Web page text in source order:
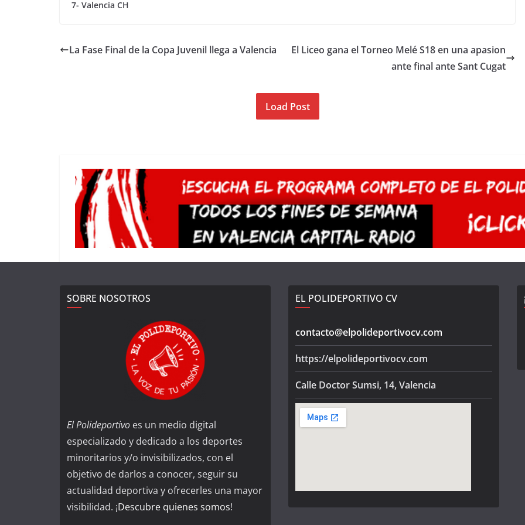
7- Valencia CH
La Fase Final de la Copa Juvenil llega a Valencia
El Liceo gana el Torneo Melé S18 en una apasion
ante final ante Sant Cugat
Load Post
SOBRE NOSOTROS
El Polideportivo es un medio digital
especializado y dedicado a los deportes
minoritarios y/o invisibilizados, con el
objetivo de darlos a conocer, seguir su
actualidad deportiva y ofrecerles una mayor
visibilidad. ¡Descubre quienes somos!
EL POLIDEPORTIVO CV
contacto@elpolideportivocv.com
https://elpolideportivocv.com
Calle Doctor Sumsi, 14, Valencia